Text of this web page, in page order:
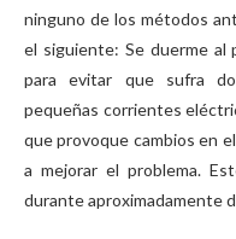
ninguno de los métodos
el siguiente: Se duerme al
para evitar que sufra
pequeñas corrientes
que provoque cambios en
a mejorar el problema.
durante aproximadamente